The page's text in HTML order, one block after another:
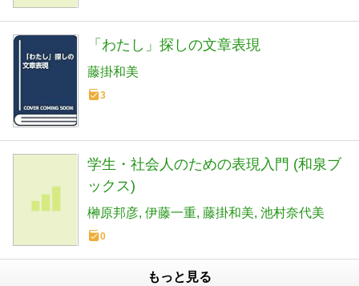
「わたし」探しの文章表現
藤掛和美
3
学生・社会人のための表現入門 (和泉ブ
ックス)
榊原邦彦 伊藤一重 藤掛和美 池村奈代美
0
もっと見る